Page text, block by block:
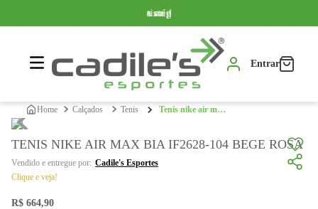
Somente produtos originais
Parcelamos em até 10x sem juros
Frete grátis a partir de R$ 399,99*
Entrar
calçados tenis tenis nike air max bia if2628-104 bege rosa
TENIS NIKE AIR MAX BIA IF2628-104 BEGE ROSA
Cadile's Esportes
Clique e veja!
R$ 664,90